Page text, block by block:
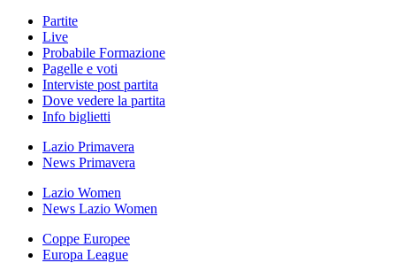
Partite
Live
Probabile Formazione
Pagelle e voti
Interviste post partita
Dove vedere la partita
Info biglietti
Lazio Primavera
News Primavera
Lazio Women
News Lazio Women
Coppe Europee
Europa League